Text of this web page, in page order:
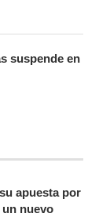
suspende en
apuesta por
nuevo